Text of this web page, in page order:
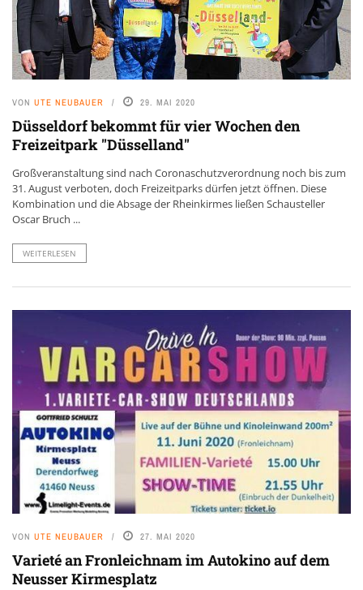
VON UTE NEUBAUER 29. MAI 2020
Düsseldorf bekommt für vier Wochen den
Freizeitpark "Düsselland"
Großveranstaltung sind nach Coronaschutzverordnung noch bis zum
31. August verboten, doch Freizeitparks dürfen jetzt öffnen. Diese
Kombination und die Absage der Rheinkirmes ließen Schausteller
Oscar Bruch ...
WEITERLESEN
VON UTE NEUBAUER 27. MAI 2020
Varieté an Fronleichnam im Autokino auf dem
Neusser Kirmesplatz